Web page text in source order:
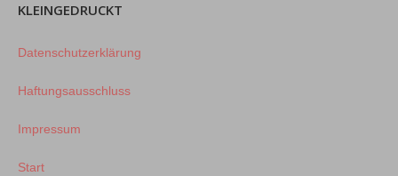
KLEINGEDRUCKT
Datenschutzerklärung
Haftungsausschluss
Impressum
Start